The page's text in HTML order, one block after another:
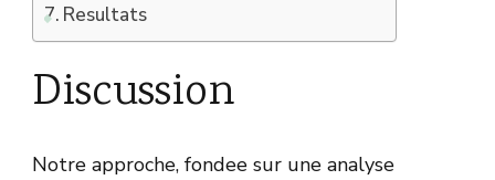
Resultats
Discussion
Notre approche, fondee sur une analyse